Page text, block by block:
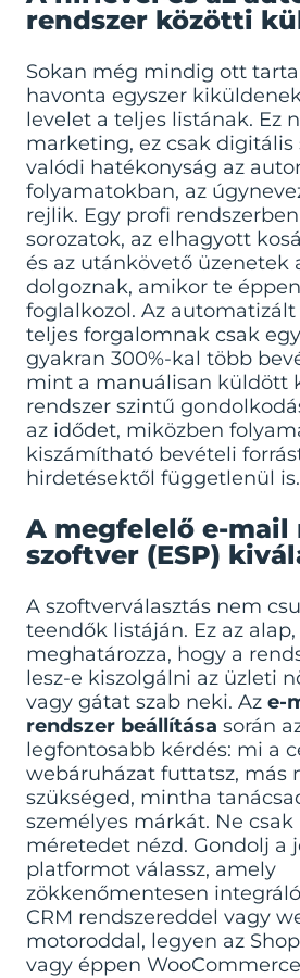
rendszer közötti
Sokan még mindig ott
havonta egyszer
levelet a teljes listának. Ez
marketing, ez csak digitális
valódi hatékonyság az
folyamatokban, az
rejlik. Egy profi
sorozatok, az elhagyott
és az utánkövető üzenetek
dolgoznak, amikor te
foglalkozol. Az
teljes forgalomnak csak
gyakran 300%-kal több
mint a manuálisan küldött
rendszer szintű
az idődet, miközben
kiszámítható bevételi
hirdetésektől függetlenül is.
A megfelelő e-
szoftver (ESP)
A szoftverválasztás nem
teendők listáján. Ez az
meghatározza, hogy a
lesz-e kiszolgálni az üzleti
vagy gátat szab neki. Az e-
rendszer beállítása során
legfontosabb kérdés: mi a
webáruházat futtatsz, más
szükséged, mintha
személyes márkát. Ne
méretedet nézd. Gondolj a
platformot válassz, amely
zökkenőmentesen
CRM rendszereddel vagy
motoroddal, legyen az
vagy éppen